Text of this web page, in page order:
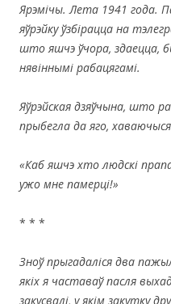
Ярэмічы. Лета 1941 года.
яўрэйку ўзбірацца на
што яшчэ ўчора, здаецца,
нявіннымі рабацягамі.
Яўрэйская дзяўчына, што
прыбегла да яго,
«Каб яшчэ хто людскі
ужо мне памерці!»
* * *
Зноў прыгадаліся два
якіх я частаваў пасля
закусвалі, у якім закутку